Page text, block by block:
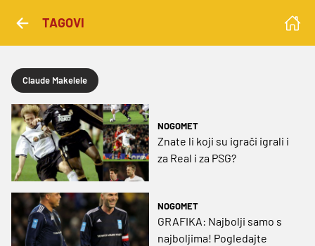
TAGOVI
Claude Makelele
NOGOMET
Znate li koji su igrači igrali i
za Real i za PSG?
NOGOMET
GRAFIKA: Najbolji samo s
najboljima! Pogledajte